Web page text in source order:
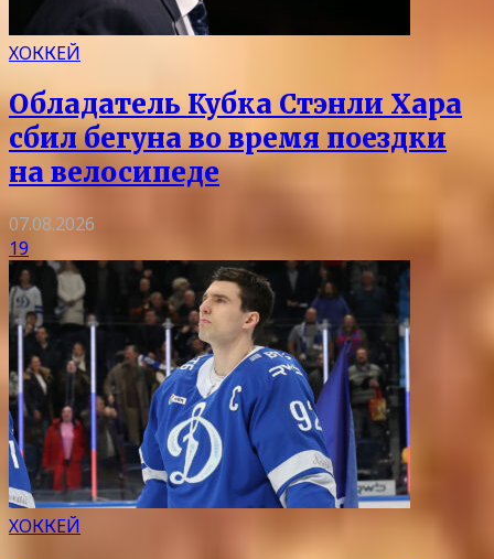
ХОККЕЙ
Обладатель Кубка Стэнли Хара
сбил бегуна во время поездки
на велосипеде
07.08.2026
19
ХОККЕЙ